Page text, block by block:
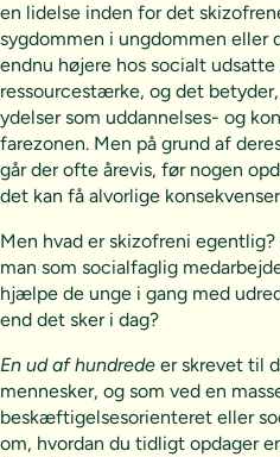
en lidelse inden for det
sygdommen i ungdommen eller
endnu højere hos socialt
ressourcestærke, og det
ydelser som uddannelses- og
farezonen. Men på grund af
går der ofte årevis, før nogen
det kan få alvorlige
Men hvad er skizofreni
man som socialfaglig
hjælpe de unge i gang med
end det sker i dag?
En ud af hundrede er skrevet til
mennesker, og som ved en
beskæftigelsesorienteret eller
om, hvordan du tidligt opdager